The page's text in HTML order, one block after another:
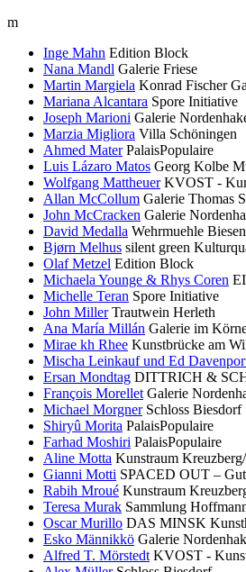
m
Inge Mahn Edition Block
Nana Mandl Galerie Friese
Martin Margiela Konrad Fischer
Mariana Alcantara Spore Initiative
Joseph Marioni Galerie
Marzia Migliora Villa Schöningen
Ahmed Mater PalaisPopulaire
Luis Lázaro Matos Georg Kolbe
Wolfgang Mattheuer KVOST -
Allan McCollum Galerie Thomas
John McCracken Galerie
David Medalla Wehrmuehle
Bjørn Melhus silent green
Olaf Metzel Edition Block
Michaela Younge & Rhys Coren
Michelle Teran Spore Initiative
John Miller Trautwein Herleth
Ana María Millán Galerie im
Mirae kh Rhee Kunstbrücke am
Mischa Leinkauf und Ed
Ersan Mondtag DITTRICH &
François Morellet Galerie
Michael Morgner Schloss Biesdorf
Shiryû Morita PalaisPopulaire
Farhad Moshiri PalaisPopulaire
Aline Motta Kunstraum
Gianni Motti SPACED OUT –
Rabih Mroué Kunstraum
Teresa Murak Sammlung
Oscar Murillo DAS MINSK
Esko Männikkö Galerie
Alfred T. Mörstedt KVOST -